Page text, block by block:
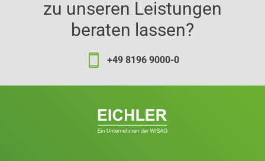
zu unseren Leistungen
beraten lassen?
+49 8196 9000-0